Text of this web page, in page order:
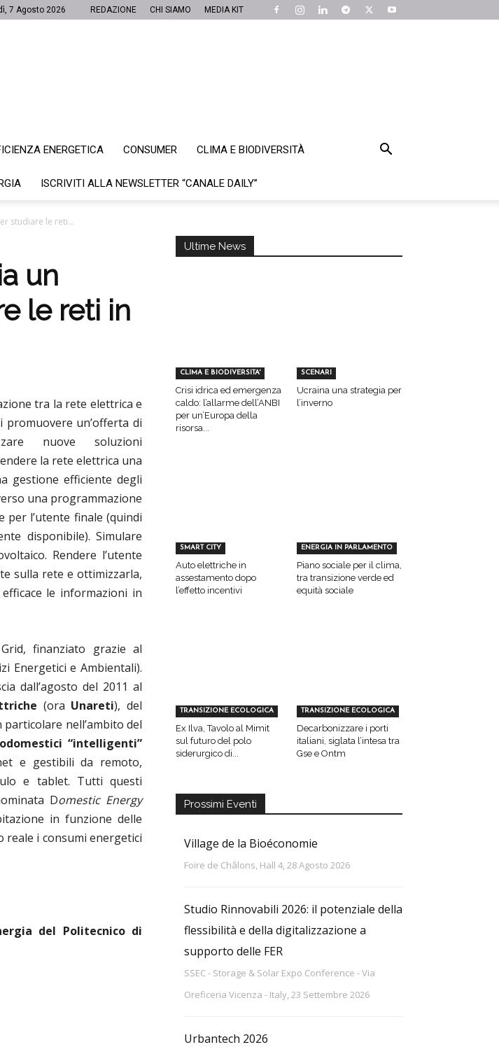
7 Agosto 2026 REDAZIONE CHI SIAMO MEDIA KIT
ENERGETICA CONSUMER CLIMA E BIODIVERSITÀ
ISCRIVITI ALLA NEWSLETTER “CANALE DAILY”
studiare le reti...
un
le reti in
tra la rete elettrica e
promuovere un’offerta di
nuove soluzioni
la rete elettrica una
gestione efficiente degli
una programmazione
l’utente finale (quindi
disponibile). Simulare
Rendere l’utente
sulla rete e ottimizzarla,
le informazioni in
finanziato grazie al
Energetici e Ambientali).
dall’agosto del 2011 al
(ora Unareti), del
particolare nell’ambito del
“intelligenti”
e gestibili da remoto,
e tablet. Tutti questi
Domestic Energy
in funzione delle
reale i consumi energetici
del Politecnico di
Ultime News
CLIMA E BIODIVERSITA'
Crisi idrica ed emergenza
caldo: l’allarme dell’ANBI
per un’Europa della
risorsa...
SCENARI
Ucraina una strategia per
l’inverno
SMART CITY
Auto elettriche in
assestamento dopo
l’effetto incentivi
ENERGIA IN PARLAMENTO
Piano sociale per il clima,
tra transizione verde ed
equità sociale
TRANSIZIONE ECOLOGICA
Ex Ilva, Tavolo al Mimit
sul futuro del polo
siderurgico di...
TRANSIZIONE ECOLOGICA
Decarbonizzare i porti
italiani, siglata l’intesa tra
Gse e Ontm
Prossimi Eventi
Village de la Bioéconomie
Foire de Châlons, Hall 4, 28 Agosto 2026
Studio Rinnovabili 2026: il potenziale della
flessibilità e della digitalizzazione a
supporto delle FER
SSEC - Storage & Solar Expo Conference - Via
Oreficeria Vicenza - Italy, 23 Settembre 2026
Urbantech 2026